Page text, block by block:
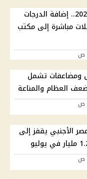
تظلمات الثانوية العامة 2026.. إضافة الدرجات
مباشرة إلى مكتب
د.. 7 أعراض ومضاعفات تشمل
العظام والمناعة
الأجنبي يقفز إلى